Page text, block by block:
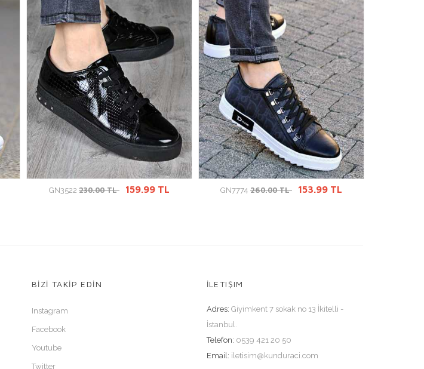
ÜRÜN DETAYINA GİT
GN3522 230.00 TL 159.99 TL ÜRÜN DETAYINA GİT
GN7774 260.00 TL 153.99 TL
BİZİ TAKİP EDİN
Instagram
Facebook
Youtube
Twitter
İLETIŞIM
Adres: Giyimkent 7 sokak no 13 İkitelli -
İstanbul.
Telefon: 0539 421 20 50
Email: iletisim@kunduraci.com